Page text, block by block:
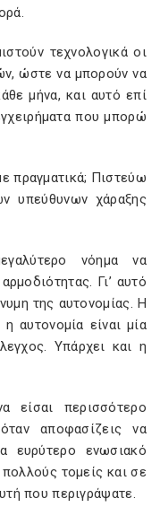
τεχνολογικά οι
ώστε να μπορούν να
μήνα, και αυτό επί
που μπορώ
πραγματικά; Πιστεύω
υπεύθυνων χάραξης
νόημα να
Γι’ αυτό
της αυτονομίας. Η
αυτονομία είναι μία
Υπάρχει και η
είσαι περισσότερο
αποφασίζεις να
ευρύτερο ενωσιακό
τομείς και σε
που περιγράψατε.